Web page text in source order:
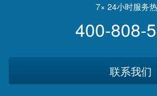
7× 24小时服务
400-808-
联系我们